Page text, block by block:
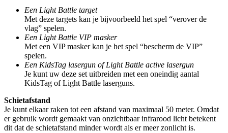
Een Light Battle target
Met deze targets kan je bijvoorbeeld het spel “verover de
vlag” spelen.
Een Light Battle VIP masker
Met een VIP masker kan je het spel “bescherm de VIP”
spelen.
Een KidsTag lasergun of Light Battle active lasergun
Je kunt uw deze set uitbreiden met een oneindig aantal
KidsTag of Light Battle laserguns.
Schietafstand
Je kunt elkaar raken tot een afstand van maximaal 50 meter. Omdat
er gebruik wordt gemaakt van onzichtbaar infrarood licht betekent
dit dat de schietafstand minder wordt als er meer zonlicht is.